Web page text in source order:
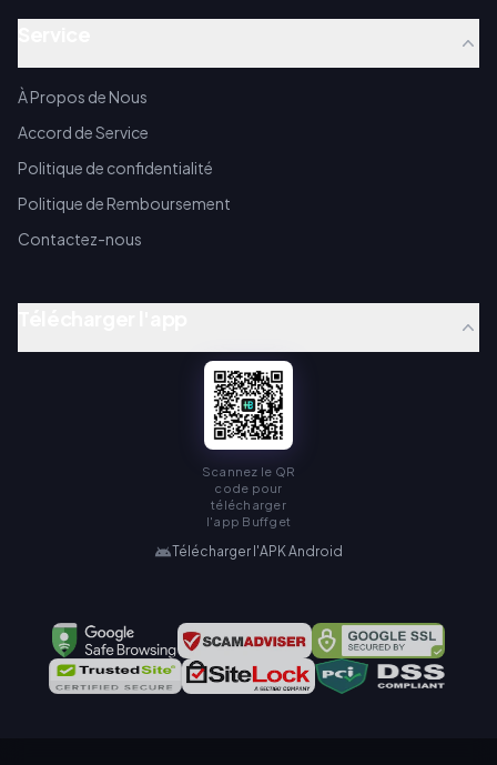
À Propos de Nous
Accord de Service
Politique de confidentialité
Politique de Remboursement
Contactez-nous
Scannez le QR
code pour
télécharger
l'app Buffget
Télécharger l'APK Android